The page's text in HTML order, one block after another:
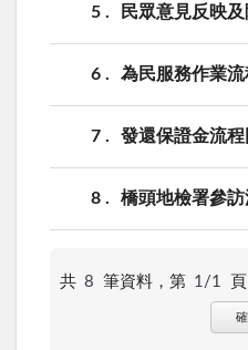
5 民眾意見反映
6 為民服務作業流
7 發還保證金流程
8 橋頭地檢署參訪
共 8 筆資料，第 1/1 頁